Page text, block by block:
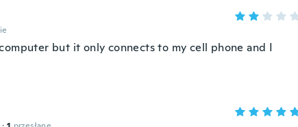
but it only connects to my cell phone and I